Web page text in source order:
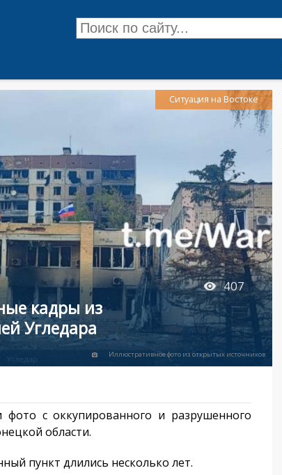
407
кадры из
Угледара
Иллюстративное фото из открытых источников
Ситуация на Востоке
фото с оккупированного и разрушенного
области.
пункт длились несколько лет.